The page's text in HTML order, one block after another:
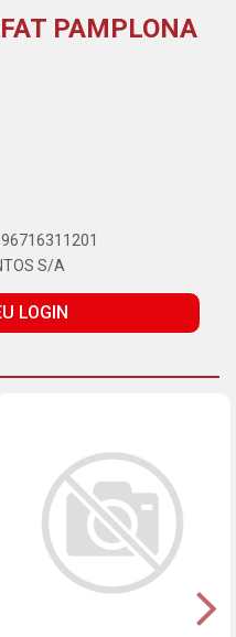
PAMPLONA
S/A
LOGIN